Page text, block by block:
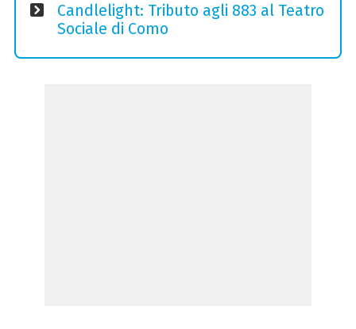
Candlelight: Tributo agli 883 al Teatro
Sociale di Como